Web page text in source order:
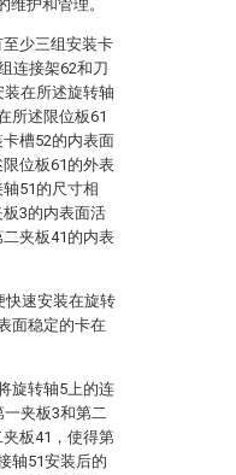
护和管理。
少三组安装卡
连接架62和刀
在所述旋转轴
所述限位板61
槽52的内表面
位板61的外表
51的尺寸相
3的内表面活
夹板41的内表
快速安装在旋转
面稳定的卡在
旋转轴5上的连
夹板3和第二
板41，使得第
轴51安装后的